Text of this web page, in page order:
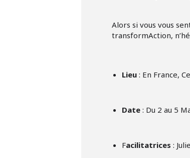
Alors si vous vous
transformAction,
Lieu : En France,
Date : Du 2 au 5
Facilitatrices :